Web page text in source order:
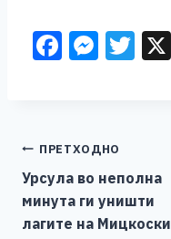
F
b
o
o
M
n
g
er
T
Навигација
на
напис
ПРЕТХОДНО
Урсула во неполна
минута ги уништи
лагите на Мицкоски